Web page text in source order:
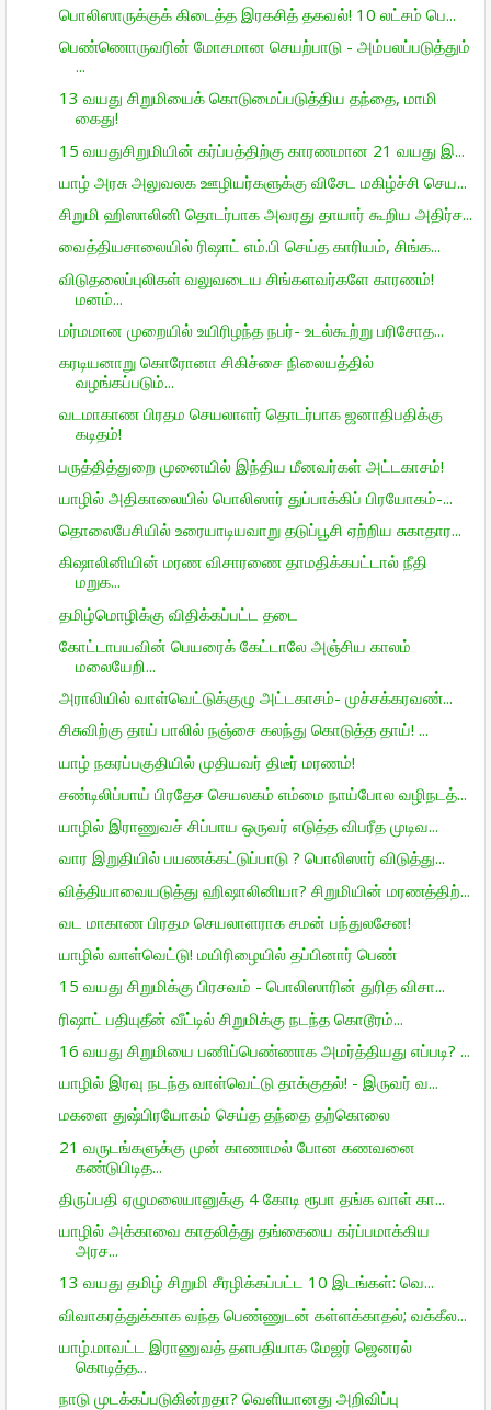
பொலிஸாருக்குக் கிடைத்த இரகசித் தகவல்! 10 லட்சம் பெ...
பெண்ணொருவரின் மோசமான செயற்பாடு - அம்பலப்படுத்தும்
...
13 வயது சிறுமியைக் கொடுமைப்படுத்திய தந்தை, மாமி
கைது!
15 வயதுசிறுமியின் கர்ப்பத்திற்கு காரணமான 21 வயது இ...
யாழ் அரசு அலுவலக ஊழியர்களுக்கு விசேட மகிழ்ச்சி செய...
சிறுமி ஹிஸாலினி தொடர்பாக அவரது தாயார் கூறிய அதிர்ச...
வைத்தியசாலையில் ரிஷாட் எம்.பி செய்த காரியம், சிங்க...
விடுதலைப்புலிகள் வலுவடைய சிங்களவர்களே காரணம்!
மனம்...
மர்மமான முறையில் உயிரிழந்த நபர்- உடல்கூற்று பரிசோத...
கரடியனாறு கொரோனா சிகிச்சை நிலையத்தில்
வழங்கப்படும்...
வடமாகாண பிரதம செயலாளர் தொடர்பாக ஜனாதிபதிக்கு
கடிதம்!
பருத்தித்துறை முனையில் இந்திய மீனவர்கள் அட்டகாசம்!
யாழில் அதிகாலையில் பொலிஸார் துப்பாக்கிப் பிரயோகம்-...
தொலைபேசியில் உரையாடியவாறு தடுப்பூசி ஏற்றிய சுகாதார...
கிஷாலினியின் மரண விசாரணை தாமதிக்கபட்டால் நீதி
மறுக...
தமிழ்மொழிக்கு விதிக்கப்பட்ட தடை
கோட்டாபயவின் பெயரைக் கேட்டாலே அஞ்சிய காலம்
மலையேறி...
அராலியில் வாள்வெட்டுக்குழு அட்டகாசம்- முச்சக்கரவண்...
சிசுவிற்கு தாய் பாலில் நஞ்சை கலந்து கொடுத்த தாய்! ...
யாழ் நகரப்பகுதியில் முதியவர் திடீர் மரணம்!
சண்டிலிப்பாய் பிரதேச செயலகம் எம்மை நாய்போல வழிநடத்...
யாழில் இராணுவச் சிப்பாய ஒருவர் எடுத்த விபரீத முடிவ...
வார இறுதியில் பயணக்கட்டுப்பாடு ? பொலிஸார் விடுத்து...
வித்தியாவையடுத்து ஹிஷாலினியா? சிறுமியின் மரணத்திற்...
வட மாகாண பிரதம செயலாளராக சமன் பந்துலசேன!
யாழில் வாள்வெட்டு! மயிரிழையில் தப்பினார் பெண்
15 வயது சிறுமிக்கு பிரசவம் - பொலிஸாரின் துரித விசா...
ரிஷாட் பதியுதீன் வீட்டில் சிறுமிக்கு நடந்த கொடூரம்...
16 வயது சிறுமியை பணிப்பெண்ணாக அமர்த்தியது எப்படி? ...
யாழில் இரவு நடந்த வாள்வெட்டு தாக்குதல்! - இருவர் வ...
மகளை துஷ்பிரயோகம் செய்த தந்தை தற்கொலை
21 வருடங்களுக்கு முன் காணாமல் போன கணவனை
கண்டுபிடித...
திருப்பதி ஏழுமலையானுக்கு 4 கோடி ரூபா தங்க வாள் கா...
யாழில் அக்காவை காதலித்து தங்கையை கர்ப்பமாக்கிய
அரச...
13 வயது தமிழ் சிறுமி சீரழிக்கப்பட்ட 10 இடங்கள்: வெ...
விவாகரத்துக்காக வந்த பெண்ணுடன் கள்ளக்காதல்; வக்கீல...
யாழ்.மாவட்ட இராணுவத் தளபதியாக மேஜர் ஜெனரல்
கொடித்த...
நாடு முடக்கப்படுகின்றதா? வெளியானது அறிவிப்பு